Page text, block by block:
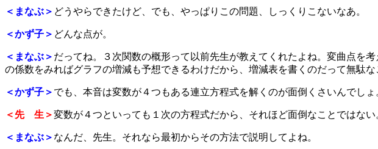
＜まなぶ＞ どうやらできたけど、でも、やっぱりこの問題、しっくりこないなあ。
＜かず子＞ どんな点が。
＜まなぶ＞ だってね。３次関数の概形って以前先生が教えてくれたよね。変曲点を
の係数をみればグラフの増減も予想できるわけだから、増減表を書くのだって無駄な
＜かず子＞ でも、本音は変数が４つもある連立方程式を解くのが面倒くさいんでしょ
＜先 生＞変数が４つといっても１次の方程式だから、それほど面倒なことではな
＜まなぶ＞ なんだ、先生。それなら最初からその方法で説明してよね。